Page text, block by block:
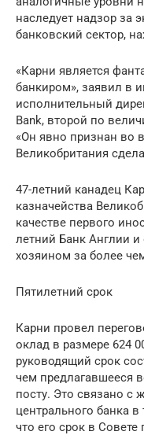
наследует надзор за
банковский сектор,
«Карни является
банкиром», заявил в
исполнительный
Bank, второй по
«Он явно признан во
Великобритания
47-летний канадец
казначейства
качестве первого
летний Банк Англии
хозяином за более
Пятилетний срок
Карни провел
оклад в размере 624
руководящий срок
чем предлагавшееся
посту. Это связано с
центрального банка в
что его срок в